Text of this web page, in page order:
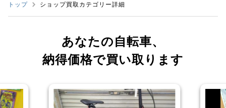
トップ ショップ買取カテゴリー詳細
あなたの自転車、
納得価格で買い取ります